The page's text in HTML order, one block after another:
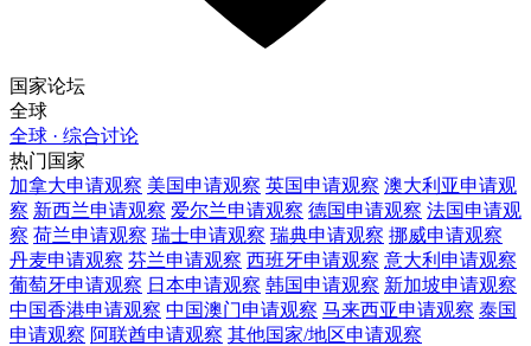
国家论坛
全球
全球 · 综合讨论
热门国家
加拿大申请观察 美国申请观察 英国申请观察 澳大利亚申请观
察 新西兰申请观察 爱尔兰申请观察 德国申请观察 法国申请观
察 荷兰申请观察 瑞士申请观察 瑞典申请观察 挪威申请观察
丹麦申请观察 芬兰申请观察 西班牙申请观察 意大利 申请观察
葡萄牙申请观察 日本申请观察 韩国申请观察 新加坡申请观察
中国香港申请观察 中国澳门申请观察 马来西亚申请观察 泰国
申请观察 阿联酋申请观察 其他国家/地区申请观察